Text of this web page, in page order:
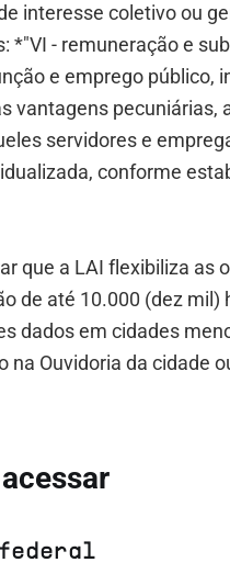
interesse coletivo ou
*"VI - remuneração e
e emprego público,
vantagens pecuniárias,
servidores e
conforme
que a LAI flexibiliza as
de até 10.000 (dez
dados em cidades
na Ouvidoria da cidade